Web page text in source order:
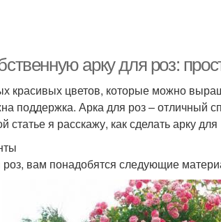
арку для роз:
красивых цветов, которые можно
поддержка. Арка для роз – отличный
статье я расскажу, как сделать арку
роз, вам понадобятся следующие